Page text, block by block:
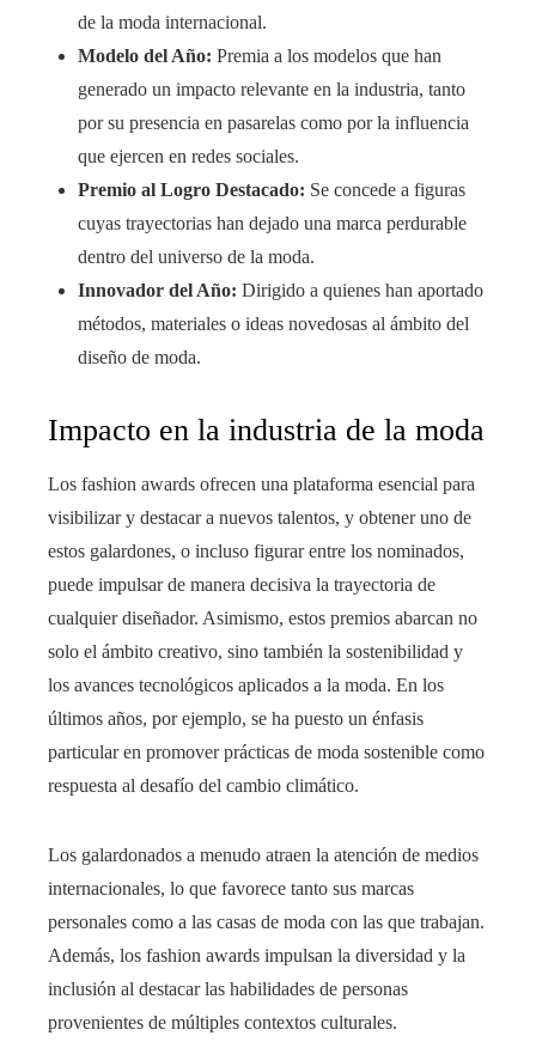
de la moda internacional.
Modelo del Año: Premia a los modelos que han
generado un impacto relevante en la industria, tanto
por su presencia en pasarelas como por la influencia
que ejercen en redes sociales.
Premio al Logro Destacado: Se concede a figuras
cuyas trayectorias han dejado una marca perdurable
dentro del universo de la moda.
Innovador del Año: Dirigido a quienes han aportado
métodos, materiales o ideas novedosas al ámbito del
diseño de moda.
Impacto en la industria de la moda
Los fashion awards ofrecen una plataforma esencial para
visibilizar y destacar a nuevos talentos, y obtener uno de
estos galardones, o incluso figurar entre los nominados,
puede impulsar de manera decisiva la trayectoria de
cualquier diseñador. Asimismo, estos premios abarcan no
solo el ámbito creativo, sino también la sostenibilidad y
los avances tecnológicos aplicados a la moda. En los
últimos años, por ejemplo, se ha puesto un énfasis
particular en promover prácticas de moda sostenible como
respuesta al desafío del cambio climático.
Los galardonados a menudo atraen la atención de medios
internacionales, lo que favorece tanto sus marcas
personales como a las casas de moda con las que trabajan.
Además, los fashion awards impulsan la diversidad y la
inclusión al destacar las habilidades de personas
provenientes de múltiples contextos culturales.